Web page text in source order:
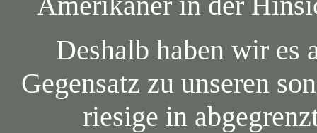
Deshalb haben wir es
Gegensatz zu unseren
riesige in